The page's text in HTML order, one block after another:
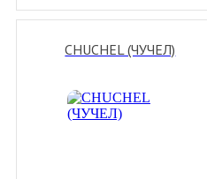
CHUCHEL (ЧУЧЕЛ)